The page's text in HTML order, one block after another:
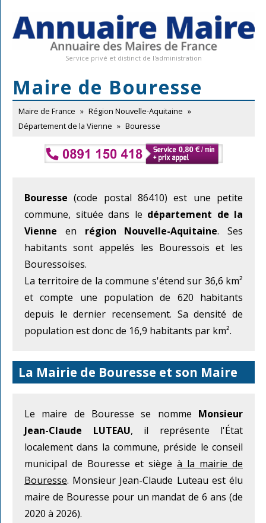
Service privé et distinct de l'administration
Maire de Bouresse
Maire de France » Région Nouvelle-Aquitaine »
Département de la Vienne » Bouresse
Bouresse (code postal 86410) est une petite
commune, située dans le département de la
Vienne en région Nouvelle-Aquitaine. Ses
habitants sont appelés les Bouressois et les
Bouressoises.
La territoire de la commune s'étend sur 36,6 km²
et compte une population de 620 habitants
depuis le dernier recensement. Sa densité de
population est donc de 16,9 habitants par km².
La Mairie de Bouresse et son Maire
Le maire de Bouresse se nomme Monsieur
Jean-Claude LUTEAU, il représente l'État
localement dans la commune, préside le conseil
municipal de Bouresse et siège à la mairie de
Bouresse. Monsieur Jean-Claude Luteau est élu
maire de Bouresse pour un mandat de 6 ans (de
2020 à 2026).